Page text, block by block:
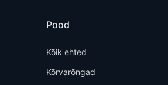
Pood
Kõik ehted
Kõrvarõngad